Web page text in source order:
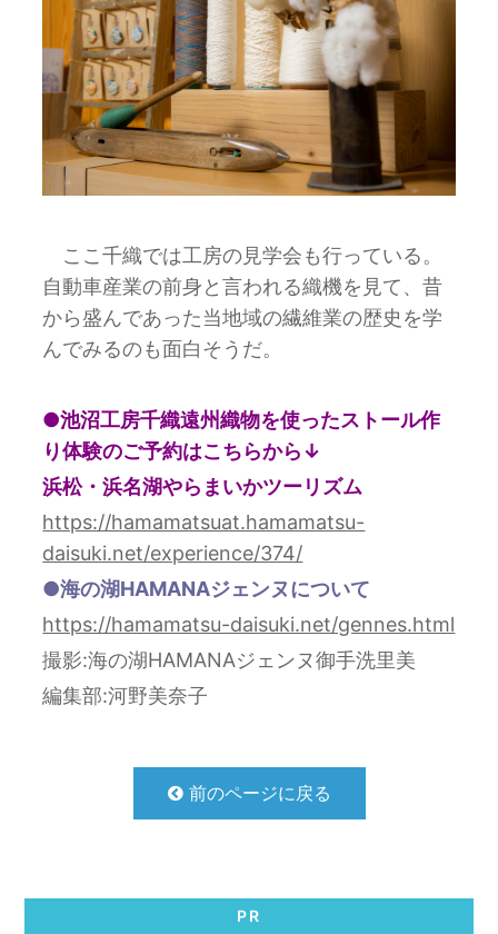
ここ千織では工房の見学会も行っている。
自動車産業の前身と言われる織機を見て、昔
から盛んであった当地域の繊維業の歴史を学
んでみるのも面白そうだ。
●池沼工房千織遠州織物を使ったストール作
り体験のご予約はこちらから↓
浜松・浜名湖やらまいかツーリズム
https://hamamatsuat.hamamatsu-
daisuki.net/experience/374/
●海の湖HAMANAジェンヌについて
https://hamamatsu-daisuki.net/gennes.html
撮影:海の湖HAMANAジェンヌ御手洗里美
編集部:河野美奈子
前のページに戻る
PR